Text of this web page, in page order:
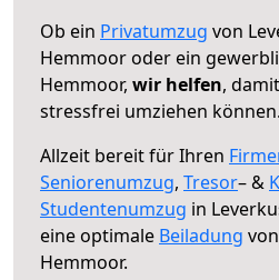
Ob ein Privatumzug von
Hemmoor oder ein
Hemmoor, wir helfen,
stressfrei umziehen können.
Allzeit bereit für Ihren
Seniorenumzug, Tresor– &
Studentenumzug in
eine optimale Beiladung
Hemmoor.